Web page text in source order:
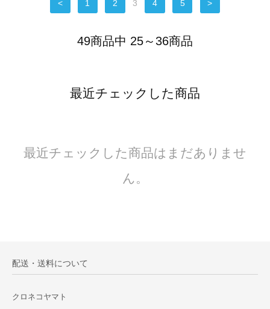
< 1 2 3 4 5 >
49商品中 25～36商品
最近チェックした商品
最近チェックした商品はまだありませ
ん。
配送・送料について
クロネコヤマト